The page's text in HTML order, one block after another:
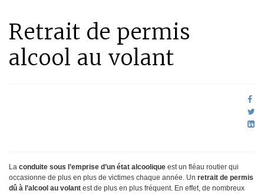
Retrait de permis
alcool au volant
La conduite sous l’emprise d’un état alcoolique est un fléau routier qui
occasionne de plus en plus de victimes chaque année. Un retrait de permis
dû à l’alcool au volant est de plus en plus fréquent. En effet, de nombreux